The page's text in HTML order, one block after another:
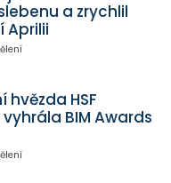
a zrychlil
Aprilii
hvězda HSF
BIM Awards